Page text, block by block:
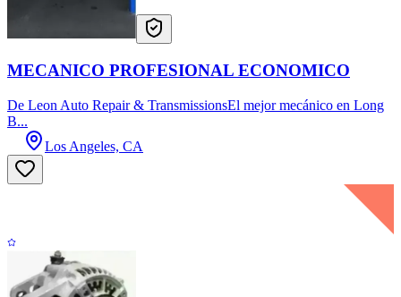
MECANICO PROFESIONAL ECONOMICO
De Leon Auto Repair & TransmissionsEl mejor mecánico en Long
B...
Los Angeles, CA